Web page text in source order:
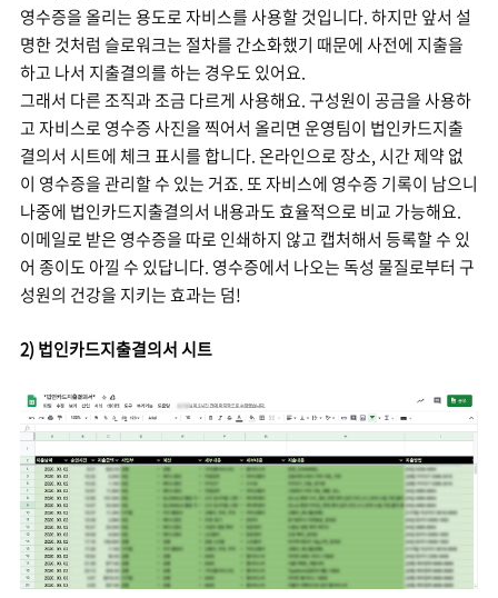
영수증을 올리는 용도로 자비스를 사용할 것입니다. 하지만 앞서 설
명한 것처럼 슬로워크는 절차를 간소화했기 때문에 사전에 지출을
하고 나서 지출결의를 하는 경우도 있어요.
그래서 다른 조직과 조금 다르게 사용해요. 구성원이 공금을 사용하
고 자비스로 영수증 사진을 찍어서 올리면 운영팀이 법인카드지출
결의서 시트에 체크 표시를 합니다. 온라인으로 장소, 시간 제약 없
이 영수증을 관리할 수 있는 거죠. 또 자비스에 영수증 기록이 남으니
나중에 법인카드지출결의서 내용과도 효율적으로 비교 가능해요.
이메일로 받은 영수증을 따로 인쇄하지 않고 캡처해서 등록할 수 있
어 종이도 아낄 수 있답니다. 영수증에서 나오는 독성 물질로부터 구
성원의 건강을 지키는 효과는 덤!
2) 법인카드지출결의서 시트